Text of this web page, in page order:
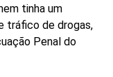
tinha um
tráfico de drogas,
Penal do